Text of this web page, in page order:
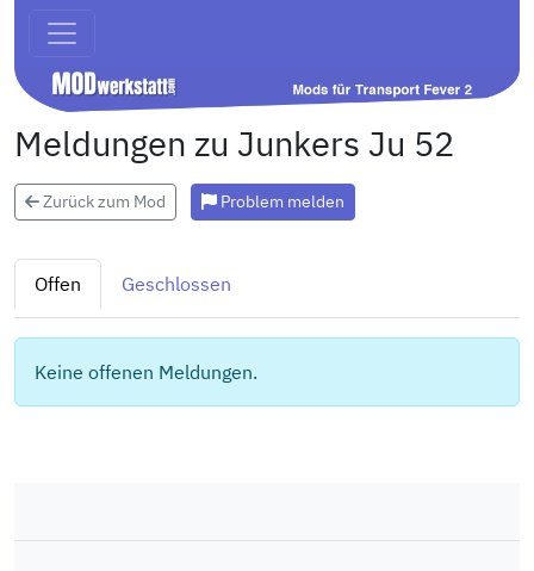
Meldungen zu Junkers Ju 52
Zurück zum Mod Problem melden
Offen Geschlossen
Keine offenen Meldungen.